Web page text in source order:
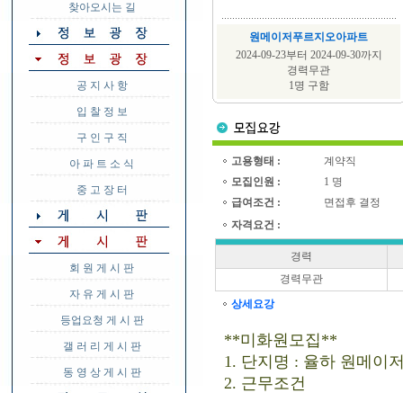
찾아오시는 길
공 지 사 항
입 찰 정 보
구 인 구 직
아 파 트 소 식
중 고 장 터
회 원 게 시 판
자 유 게 시 판
등업요청 게 시 판
갤 러 리 게 시 판
동 영 상 게 시 판
원메이저푸르지오아파트
2024-09-23부터 2024-09-30까지
경력무관
1명 구함
고용형태 :
계약직
모집인원 :
1 명
급여조건 :
면접후 결정
자격요건 :
경력
경력무관
상세요강
**미화원모집**
1. 단지명 : 율하 원메이
2. 근무조건